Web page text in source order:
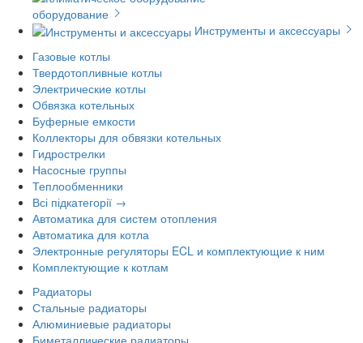
оборудование
Инструменты и аксессуары
Газовые котлы
Твердотопливные котлы
Электрические котлы
Обвязка котельных
Буферные емкости
Коллекторы для обвязки котельных
Гидрострелки
Насосные группы
Теплообменники
Всі підкатегорії →
Автоматика для систем отопления
Автоматика для котла
Электронные регуляторы ECL и комплектующие к ним
Комплектующие к котлам
Радиаторы
Стальные радиаторы
Алюминиевые радиаторы
Биметаллические радиаторы